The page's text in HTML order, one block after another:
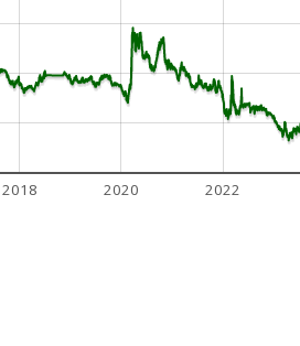
2018 2020 2022